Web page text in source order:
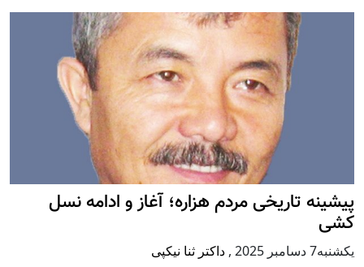
پيشينه تاريخی مردم هزاره؛ آغاز و ادامه نسل
کشی
يكشنبه7 دسامبر 2025 , داکتر ثنا نیکپی